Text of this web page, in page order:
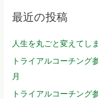
:最近の投稿
人生を丸ごと変えてし
トライアルコーチン
月
トライアルコーチン